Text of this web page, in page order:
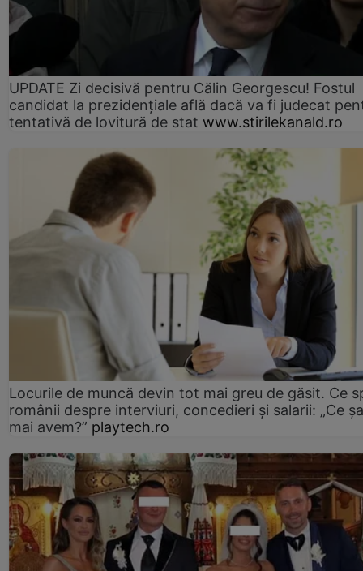
UPDATE Zi decisivă pentru Călin Georgescu! Fostul
candidat la prezidențiale află dacă va fi judecat
tentativă de lovitură de stat www.stirilekanald.ro
Locurile de muncă devin tot mai greu de găsit. Ce
românii despre interviuri, concedieri și salarii: „Ce
mai avem?” playtech.ro